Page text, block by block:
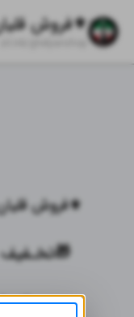
⚜️فروش
🎁تخـفیف